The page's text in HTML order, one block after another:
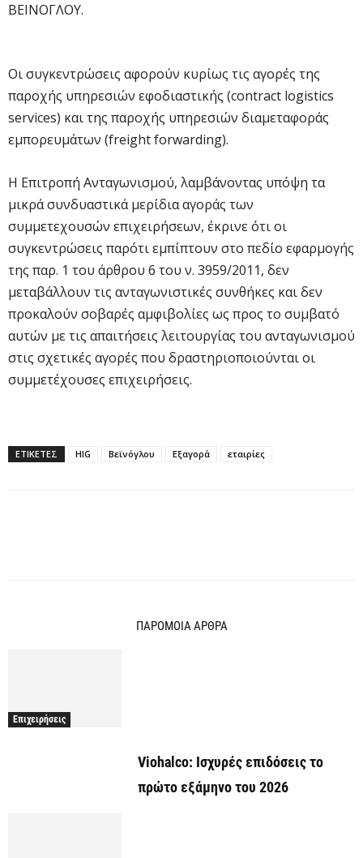
ΒΕΙΝΟΓΛΟΥ.
Οι συγκεντρώσεις αφορούν κυρίως τις αγορές της
παροχής υπηρεσιών εφοδιαστικής (contract logistics
services) και της παροχής υπηρεσιών διαμεταφοράς
εμπορευμάτων (freight forwarding).
Η Επιτροπή Ανταγωνισμού, λαμβάνοντας υπόψη τα
μικρά συνδυαστικά μερίδια αγοράς των
συμμετεχουσών επιχειρήσεων, έκρινε ότι οι
συγκεντρώσεις παρότι εμπίπτουν στο πεδίο εφαρμογής
της παρ. 1 του άρθρου 6 του ν. 3959/2011, δεν
μεταβάλλουν τις ανταγωνιστικές συνθήκες και δεν
προκαλούν σοβαρές αμφιβολίες ως προς το συμβατό
αυτών με τις απαιτήσεις λειτουργίας του ανταγωνισμού
στις σχετικές αγορές που δραστηριοποιούνται οι
συμμετέχουσες επιχειρήσεις.
ΕΤΙΚΕΤΕΣ HIG Βεϊνόγλου Εξαγορά εταιρίες
ΠΑΡΟΜΟΙΑ ΑΡΘΡΑ
Επιχειρήσεις
Viohalco: Ισχυρές επιδόσεις το
πρώτο εξάμηνο του 2026